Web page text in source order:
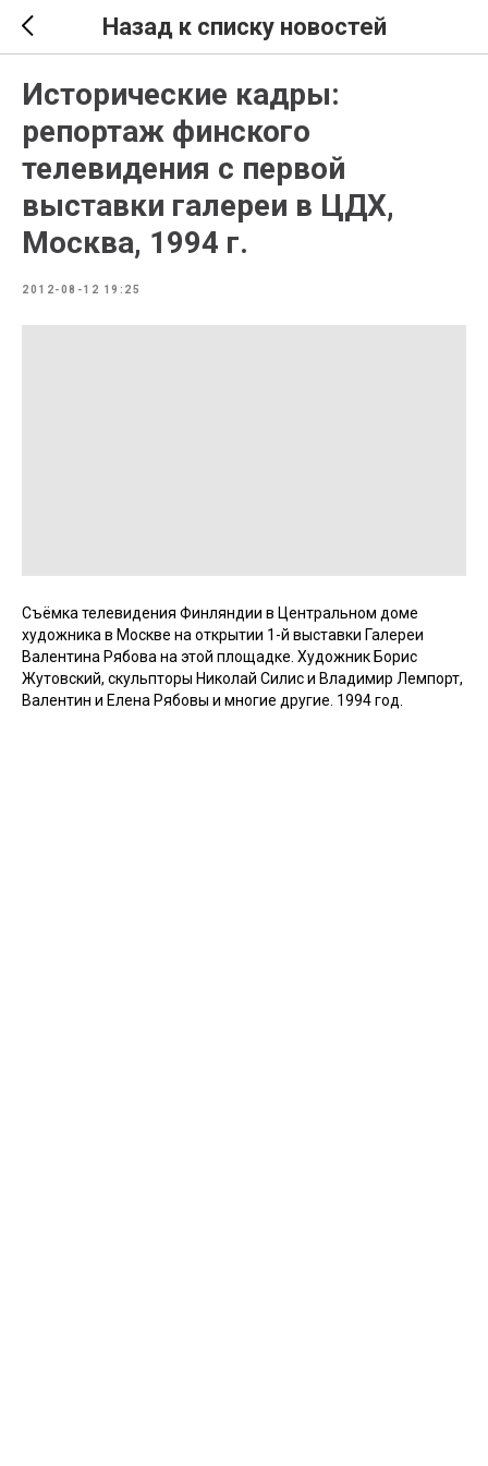
Назад к списку новостей
Исторические кадры:
репортаж финского
телевидения с первой
выставки галереи в ЦДХ,
Москва, 1994 г.
2012-08-12 19:25
Съёмка телевидения Финляндии в Центральном доме
художника в Москве на открытии 1-й выставки Галереи
Валентина Рябова на этой площадке. Художник Борис
Жутовский, скульпторы Николай Силис и Владимир Лемпорт,
Валентин и Елена Рябовы и многие другие. 1994 год.